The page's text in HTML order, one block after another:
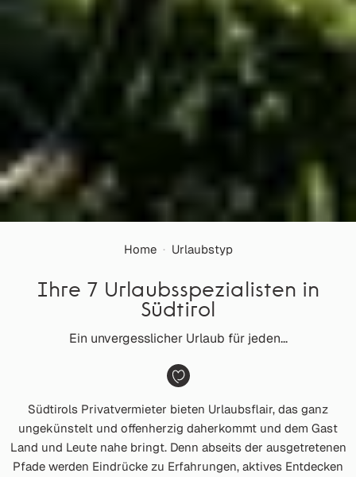
Home· Urlaubstyp
Ihre 7 Urlaubsspezialisten in
Südtirol
Ein unvergesslicher Urlaub für jeden...
Südtirols Privatvermieter bieten Urlaubsflair, das ganz
ungekünstelt und offenherzig daherkommt und dem Gast
Land und Leute nahe bringt. Denn abseits der ausgetretenen
Pfade werden Eindrücke zu Erfahrungen, aktives Entdecken